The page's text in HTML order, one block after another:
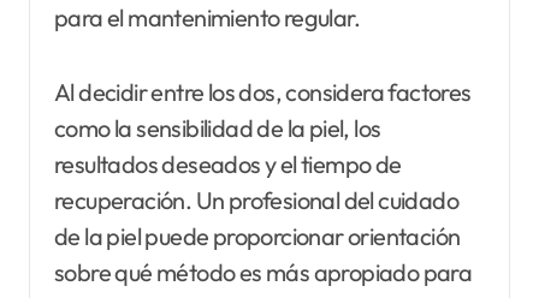
para el mantenimiento regular.
Al decidir entre los dos, considera factores
como la sensibilidad de la piel, los
resultados deseados y el tiempo de
recuperación. Un profesional del cuidado
de la piel puede proporcionar orientación
sobre qué método es más apropiado para